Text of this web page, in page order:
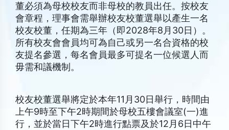
董必須為母校校友而非母校的教員出任。按校友
會章程，理事會需舉辦校友校董選舉以產生一名
校友校董，任期為三年（即2028年8月30日）。
所有校友會會員均可為自己或另一名合資格的校
友提名參選，每名會員最多可提名一位候選人而
毋需和議機制。
校友校董選舉將定於本年11月30日舉行，時間由
上午9時至下午2時期間於母校五樓會議室(一)進
行，並於當日下午2時進行點票及於12月6日中午